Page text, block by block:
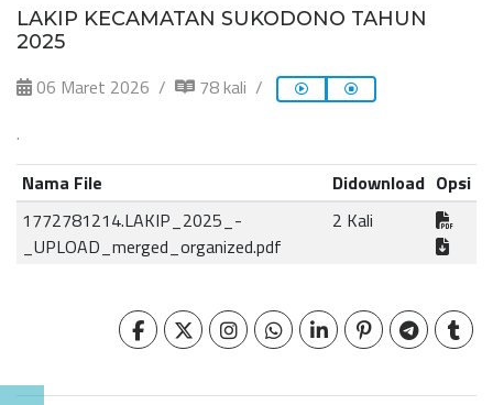
LAKIP KECAMATAN SUKODONO TAHUN
2025
06 Maret 2026
78 kali
.
Nama File
Didownload Opsi
1772781214.LAKIP_2025_-
_UPLOAD_merged_organized.pdf
2 Kali